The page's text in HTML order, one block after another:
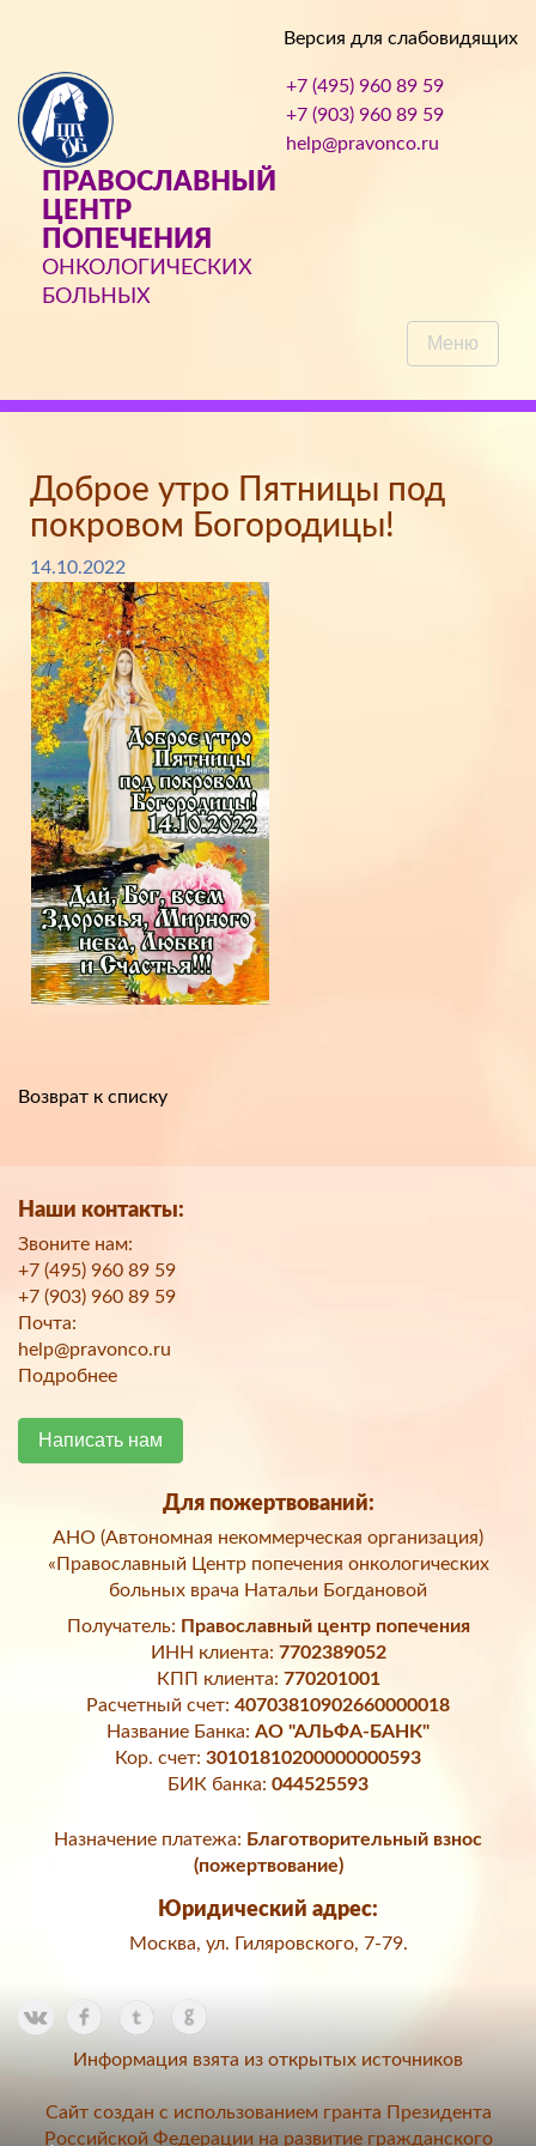
Версия для слабовидящих
ПРАВОСЛАВНЫЙ
ЦЕНТР
ПОПЕЧЕНИЯ
ОНКОЛОГИЧЕСКИХ
БОЛЬНЫХ
+7 (495) 960 89 59
+7 (903) 960 89 59
help@pravonco.ru
Меню
Доброе утро Пятницы под
покровом Богородицы!
14.10.2022
Возврат к списку
Наши контакты:
Звоните нам:
+7 (495) 960 89 59
+7 (903) 960 89 59
Почта:
help@pravonco.ru
Подробнее
Написать нам
Для пожертвований:
АНО (Автономная некоммерческая организация)
«Православный Центр попечения онкологических
больных врача Натальи Богдановой
Получатель: Православный центр попечения
ИНН клиента: 7702389052
КПП клиента: 770201001
Расчетный счет: 40703810902660000018
Название Банка: АО "АЛЬФА-БАНК"
Кор. счет: 30101810200000000593
БИК банка: 044525593
Назначение платежа: Благотворительный взнос
(пожертвование)
Юридический адрес:
Москва, ул. Гиляровского, 7-79.
Информация взята из открытых источников
Сайт создан с использованием гранта Президента
Российской Федерации на развитие гражданского